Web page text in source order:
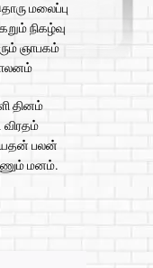
மலைப்பு
நிகழ்வு
ஞாபகம்
தினம்
பலன்
மனம்.